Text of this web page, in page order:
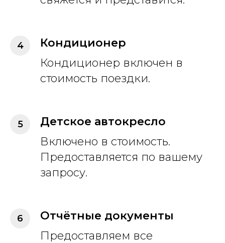
Кондиционер
Кондиционер включен в
стоимость поездки.
Детское автокресло
Включено в стоимость.
Предоставляется по вашему
запросу.
Отчётные документы
Предоставляем все